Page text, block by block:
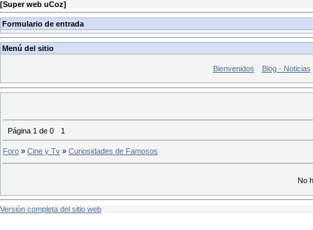
[Super web uCoz]
Formulario de entrada
Menú del sitio
Bienvenidos Blog - Noticias
Página 1 de 0 1
Foro » Cine y Tv » Curiosidades de Famosos
No
Versión completa del sitio web